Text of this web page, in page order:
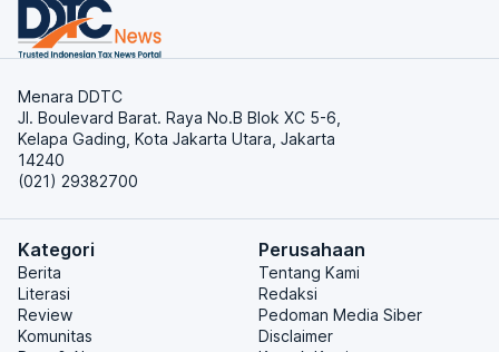
Menara DDTC
Jl. Boulevard Barat. Raya No.B Blok XC 5-6,
Kelapa Gading, Kota Jakarta Utara, Jakarta
14240
(021) 29382700
Kategori
Berita
Literasi
Review
Komunitas
Perusahaan
Tentang Kami
Redaksi
Pedoman Media Siber
Disclaimer